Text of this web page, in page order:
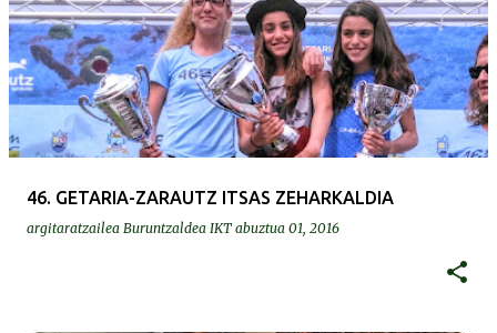
46. GETARIA-ZARAUTZ ITSAS ZEHARKALDIA
argitaratzailea Buruntzaldea IKT abuztua 01, 2016